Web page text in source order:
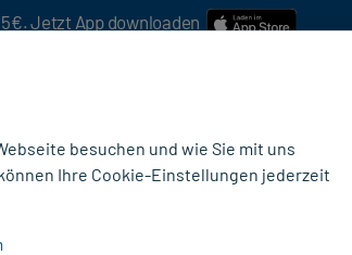
Jetzt App downloaden
besuchen und wie Sie mit uns
Ihre Cookie-Einstellungen jederzeit